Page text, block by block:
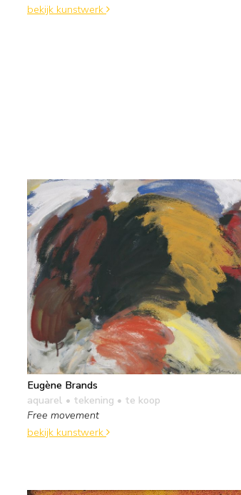
bekijk kunstwerk
Eugène Brands
aquarel • tekening • te koop
Free movement
bekijk kunstwerk